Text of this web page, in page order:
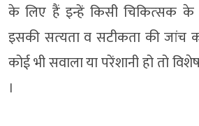
के लिए हैं इन्‍हें किसी चिकित्‍सक
इसकी सत्‍यता व सटीकता की जांच
कोई भी सवाला या परेंशानी हो तो
।